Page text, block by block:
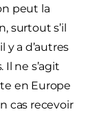
peut la
surtout s’il
y a d’autres
ne s’agit
en Europe
cas recevoir